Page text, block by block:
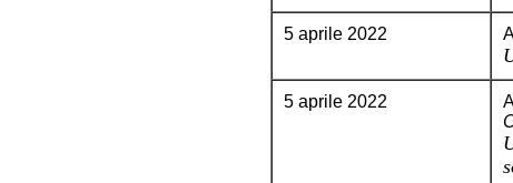
5 aprile 2022
5 aprile 2022